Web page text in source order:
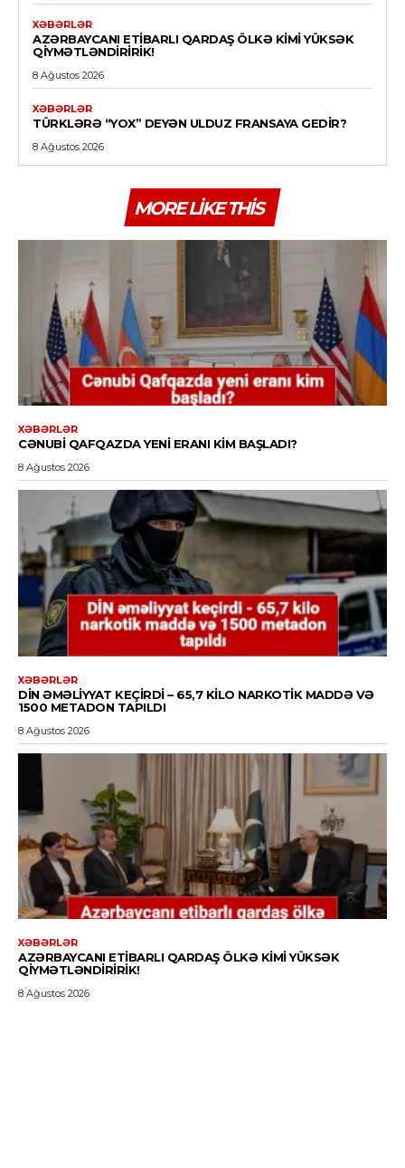
XƏBƏRLƏR
AZƏRBAYCANI ETIBARLI QARDAŞ ÖLKƏ KIMI YÜKSƏK
QIYMƏTLƏNDIRIRIK!
8 Ağustos 2026
XƏBƏRLƏR
TÜRKLƏRƏ “YOX” DEYƏN ULDUZ FRANSAYA GEDIR?
8 Ağustos 2026
MORE LIKE THIS
XƏBƏRLƏR
CƏNUBI QAFQAZDA YENI ERANI KIM BAŞLADI?
8 Ağustos 2026
XƏBƏRLƏR
DİN ƏMƏLIYYAT KEÇIRDI – 65,7 KILO NARKOTIK MADDƏ VƏ
1500 METADON TAPILDI
8 Ağustos 2026
XƏBƏRLƏR
AZƏRBAYCANI ETIBARLI QARDAŞ ÖLKƏ KIMI YÜKSƏK
QIYMƏTLƏNDIRIRIK!
8 Ağustos 2026